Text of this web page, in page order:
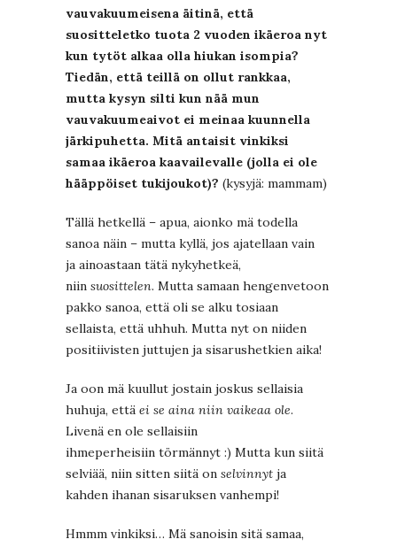
vauvakuumeisena äitinä, että
suositteletko tuota 2 vuoden ikäeroa nyt
kun tytöt alkaa olla hiukan isompia?
Tiedän, että teillä on ollut rankkaa,
mutta kysyn silti kun nää mun
vauvakuumeaivot ei meinaa kuunnella
järkipuhetta. Mitä antaisit vinkiksi
samaa ikäeroa kaavailevalle (jolla ei ole
hääppöiset tukijoukot)? (kysyjä: mammam)
Tällä hetkellä – apua, aionko mä todella
sanoa näin – mutta kyllä, jos ajatellaan vain
ja ainoastaan tätä nykyhetkeä,
niin suosittelen. Mutta samaan hengenvetoon
pakko sanoa, että oli se alku tosiaan
sellaista, että uhhuh. Mutta nyt on niiden
positiivisten juttujen ja sisarushetkien aika!
Ja oon mä kuullut jostain joskus sellaisia
huhuja, että ei se aina niin vaikeaa ole.
Livenä en ole sellaisiin
ihmeperheisiin törmännyt :) Mutta kun siitä
selviää, niin sitten siitä on selvinnyt ja
kahden ihanan sisaruksen vanhempi!
Hmmm vinkiksi… Mä sanoisin sitä samaa,